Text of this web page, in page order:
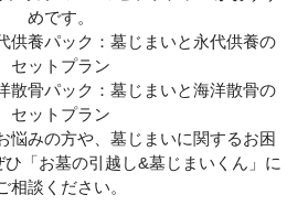
めです。
供養パック ：墓じまいと永代供養の
セットプラン
散骨パック ：墓じまいと海洋散骨の
セットプラン
悩みの方や、墓じまいに関するお困
ひ「お墓の引越し&墓じまいくん」に
相談ください。